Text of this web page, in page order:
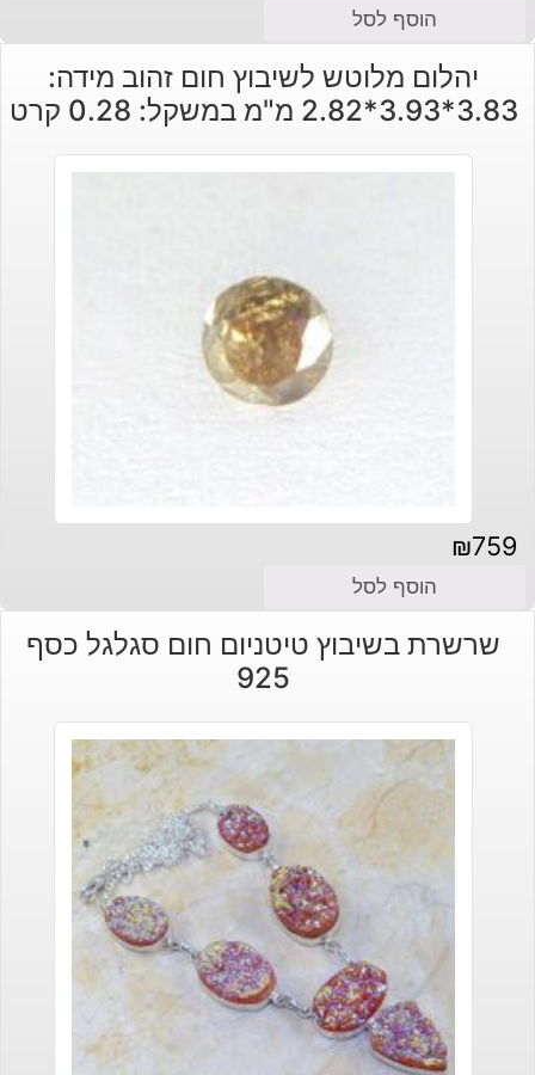
הוסף לסל
יהלום מלוטש לשיבוץ חום זהוב מידה:
3.83*3.93*2.82 מ"מ במשקל: 0.28 קרט
₪759
הוסף לסל
שרשרת בשיבוץ טיטניום חום סגלגל כסף
925